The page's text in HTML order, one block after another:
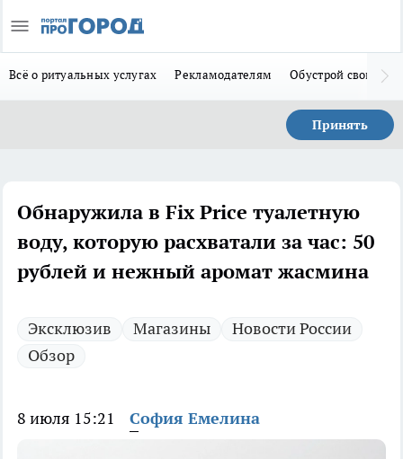
Всё о ритуальных услугах Рекламодателям Обустрой свой дом
Принять
Обнаружила в Fix Price туалетную
воду, которую расхватали за час: 50
рублей и нежный аромат жасмина
Эксклюзив Магазины
Новости России
Обзор
8 июля 15:21 София Емелина